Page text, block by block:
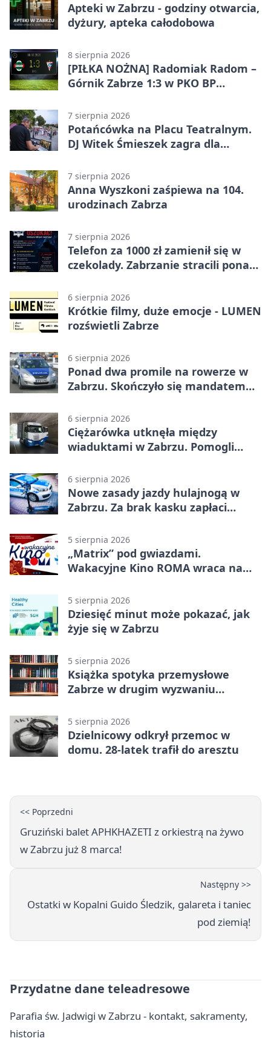
Apteki w Zabrzu - godziny otwarcia,
dyżury, apteka całodobowa
8 sierpnia 2026
[PIŁKA NOŻNA] Radomiak Radom –
Górnik Zabrze 1:3 w PKO BP
Federico dał zabrzanom zwycięstwo
7 sierpnia 2026
Potańcówka na Placu Teatralnym.
DJ Witek Śmieszek zagra dla
7 sierpnia 2026
Anna Wyszkoni zaśpiewa na 104.
urodzinach Zabrza
7 sierpnia 2026
Telefon za 1000 zł zamienił się w
czekolady. Zabrzanie stracili ponad
6 sierpnia 2026
Krótkie filmy, duże emocje - LUMEN
rozświetli Zabrze
6 sierpnia 2026
Ponad dwa promile na rowerze w
Zabrzu. Skończyło się mandatem
6 sierpnia 2026
Ciężarówka utknęła między
wiaduktami w Zabrzu. Pomogli
6 sierpnia 2026
Nowe zasady jazdy hulajnogą w
Zabrzu. Za brak kasku zapłaci
5 sierpnia 2026
„Matrix” pod gwiazdami.
Wakacyjne Kino ROMA wraca na
5 sierpnia 2026
Dziesięć minut może pokazać, jak
żyje się w Zabrzu
5 sierpnia 2026
Książka spotyka przemysłowe
Zabrze w drugim wyzwaniu
5 sierpnia 2026
Dzielnicowy odkrył przemoc w
domu. 28-latek trafił do aresztu
<< Poprzedni
Gruziński balet APHKHAZETI z orkiestrą na żywo
w Zabrzu już 8 marca!
Następny >>
Ostatki w Kopalni Guido Śledzik, galareta i taniec
pod ziemią!
Przydatne dane teleadresowe
Parafia św. Jadwigi w Zabrzu - kontakt, sakramenty,
historia